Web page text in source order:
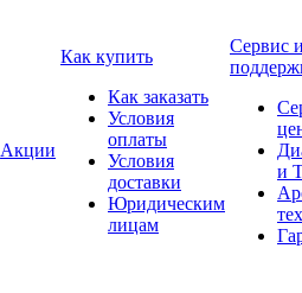
Акции
Как купить
Как заказать
Условия
оплаты
Условия
доставки
Юридическим
лицам
Сервис
и